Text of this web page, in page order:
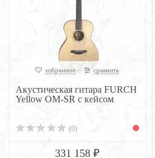
избранное сравнить
Акустическая гитара FURCH
Yellow OM-SR с кейсом
(0)
331 158 ₽